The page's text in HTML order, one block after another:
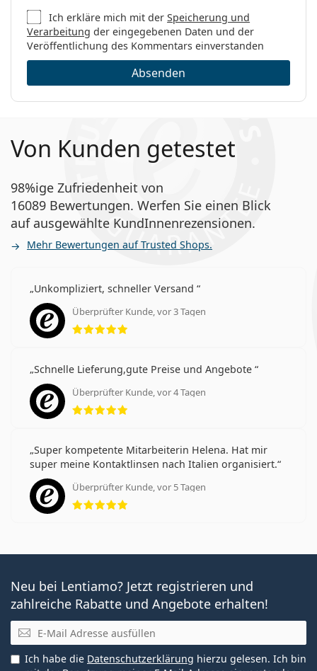
Ich erkläre mich mit derSpeicherung und
Verarbeitung der eingegebenen Daten und der
Veröffentlichung des Kommentars einverstanden
Absenden
Von Kunden getestet
98%ige Zufriedenheit von
16089 Bewertungen. Werfen Sie einen Blick
auf ausgewählte KundInnenrezensionen.
Mehr Bewertungen auf Trusted Shops.
Unkompliziert, schneller Versand
Überprüfter Kunde, vor 3 Tagen
Bewertung 5 aus 5
Schnelle Lieferung,gute Preise und Angebote
Überprüfter Kunde, vor 4 Tagen
Bewertung 5 aus 5
Super kompetente Mitarbeiterin Helena. Hat mir
super meine Kontaktlinsen nach Italien organisiert.
Überprüfter Kunde, vor 5 Tagen
Bewertung 5 aus 5
Neu bei Lentiamo? Jetzt registrieren und
zahlreiche Rabatte und Angebote erhalten!
E-Mail
Ich habe die Datenschutzerklärung hierzu gelesen. Ich bin